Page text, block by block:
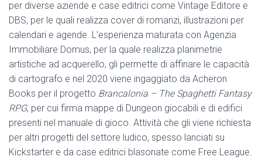
per diverse aziende e case editrici come Vintage Editore e
DBS, per le quali realizza cover di romanzi, illustrazioni per
calendari e agende. L’esperienza maturata con Agenzia
Immobiliare Domus, per la quale realizza planimetrie
artistiche ad acquerello, gli permette di affinare le capacità
di cartografo e nel 2020 viene ingaggiato da Acheron
Books per il progetto Brancalonia – The Spaghetti Fantasy
RPG, per cui firma mappe di Dungeon giocabili e di edifici
presenti nel manuale di gioco. Attività che gli viene richiesta
per altri progetti del settore ludico, spesso lanciati su
Kickstarter e da case editrici blasonate come Free League.